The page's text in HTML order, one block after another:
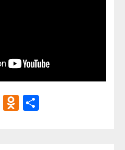
Odnoklassniki
Отправить